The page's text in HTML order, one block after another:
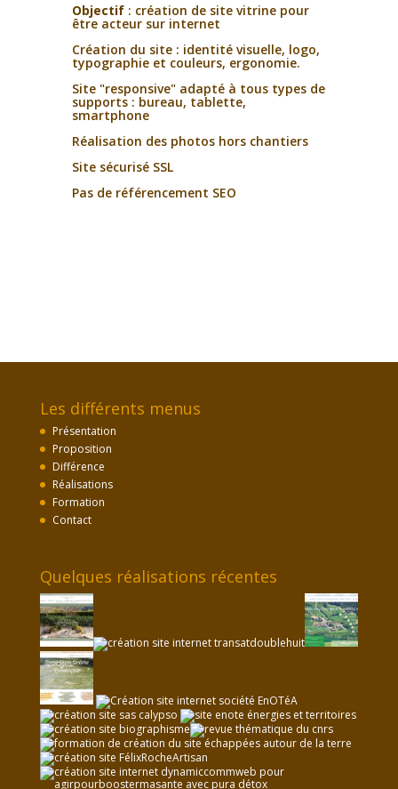
Objectif: création de site vitrine pour
être acteur sur internet
Création du site : identité visuelle, logo,
typographie et couleurs, ergonomie.
Site "responsive" adapté à tous types de
supports : bureau, tablette,
smartphone
Réalisation des photos hors chantiers
Site sécurisé SSL
Pas de référencement SEO
Les différents menus
Présentation
Proposition
Différence
Réalisations
Formation
Contact
Quelques réalisations récentes